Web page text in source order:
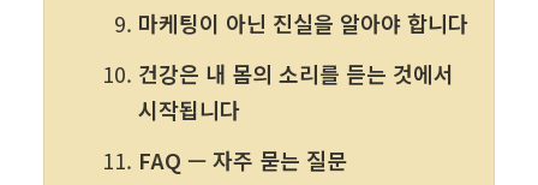
마케팅이 아닌 진실을 알아야 합니다
건강은 내 몸의 소리를 듣는 것에서
시작됩니다
FAQ — 자주 묻는 질문